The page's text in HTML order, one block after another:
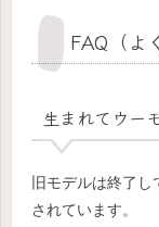
FAQ（よ
生まれてウー
旧モデルは終了
されています。